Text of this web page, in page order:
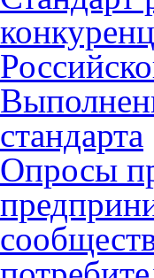
стандарта
Опросы